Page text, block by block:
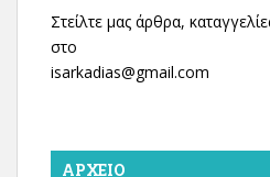
Στείλτε μας άρθρα,
στο
isarkadias@gmail.com
ΑΡΧΕΊΟ